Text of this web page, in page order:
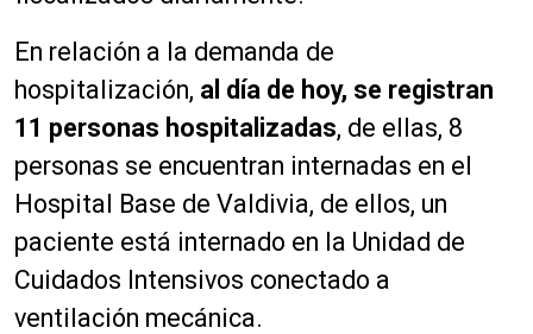
En relación a la demanda de
hospitalización, al día de hoy, se registran
11 personas hospitalizadas, de ellas, 8
personas se encuentran internadas en el
Hospital Base de Valdivia, de ellos, un
paciente está internado en la Unidad de
Cuidados Intensivos conectado a
ventilación mecánica.